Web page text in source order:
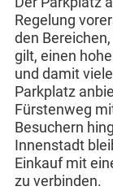
Regelung
den
gilt, einen
und damit
Parkplatz
Fürstenweg
Besuchern
Innenstadt
Einkauf mit
zu verbinden.